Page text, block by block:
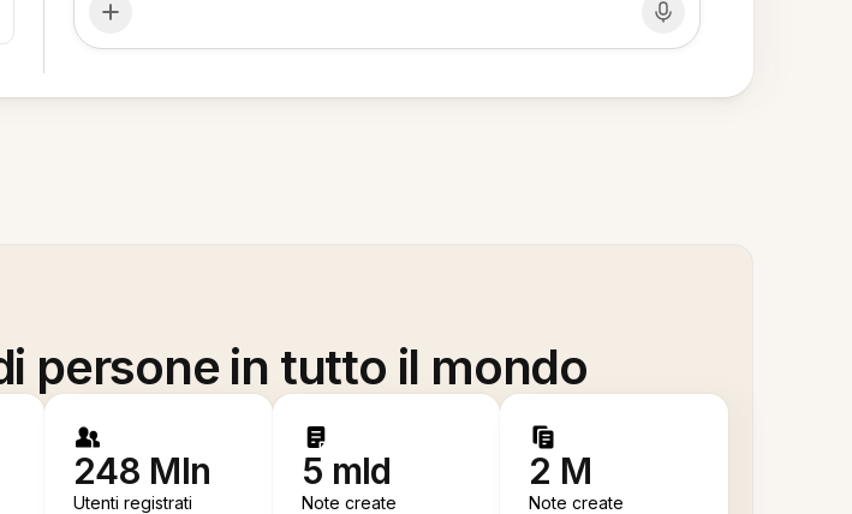
persone in tutto il mondo
248 Mln
Utenti registrati
5 mld
Note create
2 M
Note create